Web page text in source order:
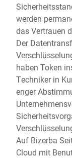
werden
das Vertrauen
Der
haben Token
Techniker in
enger
Auf Bizerba
Cloud mit